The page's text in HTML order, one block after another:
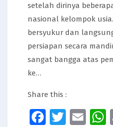
setelah dirinya
nasional kelompok
bersyukur dan
persiapan secara
sangat bangga atas
ke…
Share this :